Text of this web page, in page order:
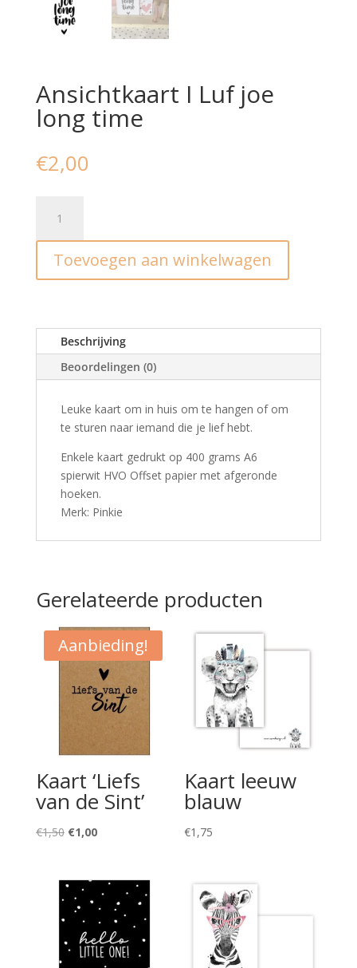
Ansichtkaart I Luf joe
long time
€2,00
Luf
long
Toevoegen aan winkelwagen
Beschrijving
Beoordelingen (0)
Leuke kaart om in huis om te hangen of om
te sturen naar iemand die je lief hebt.
Enkele kaart gedrukt op 400 grams A6
spierwit HVO Offset papier met afgeronde
hoeken.
Merk: Pinkie
Gerelateerde producten
Aanbieding!
Kaart ‘Liefs
van de Sint’
€1,50 Oorspronkelijke
€1,50.
€1,00Huidige
€1,00.
Kaart leeuw
blauw
€1,75